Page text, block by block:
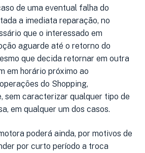
de uma eventual falha do
a imediata reparação, no
que o interessado em
aguarde até o retorno do
que decida retornar em outra
em horário próximo ao
do Shopping,
sem caracterizar qualquer tipo de
em qualquer um dos casos.
poderá ainda, por motivos de
por curto período a troca